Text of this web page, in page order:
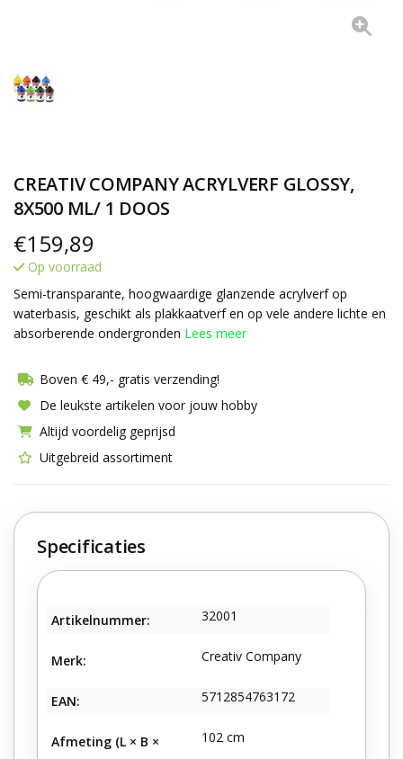
CREATIV COMPANY ACRYLVERF GLOSSY,
8X500 ML/ 1 DOOS
€159,89
Op voorraad
Semi-transparante, hoogwaardige glanzende acrylverf op
waterbasis, geschikt als plakkaatverf en op vele andere lichte en
absorberende ondergronden Lees meer
Boven € 49,- gratis verzending!
De leukste artikelen voor jouw hobby
Altijd voordelig geprijsd
Uitgebreid assortiment
Specificaties
Artikelnummer: 32001
Merk: Creativ Company
EAN: 5712854763172
Afmeting (L × B ×
102 cm